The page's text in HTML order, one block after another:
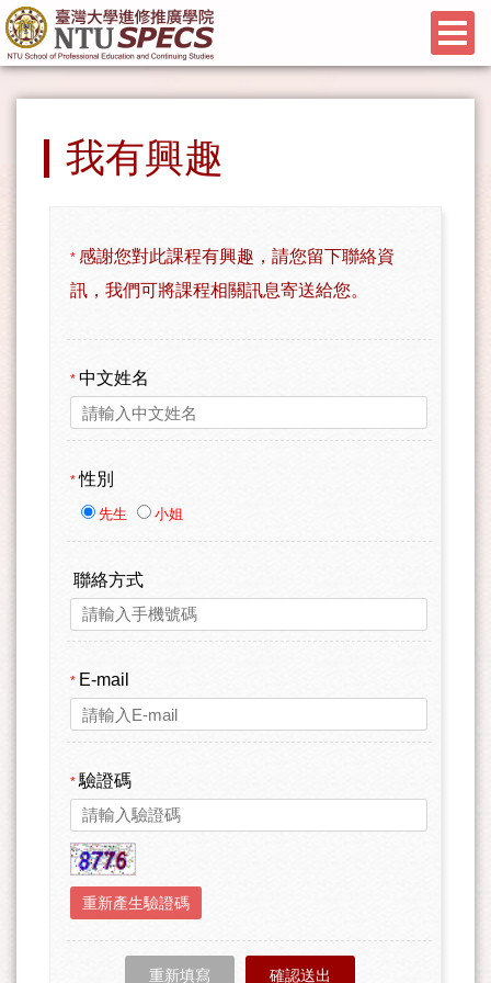
我有興趣
* 感謝您對此課程有興趣，請您留下聯絡資
訊，我們可將課程相關訊息寄送給您。
* 中文姓名
* 性別
先生 小姐
聯絡方式
* E-mail
* 驗證碼